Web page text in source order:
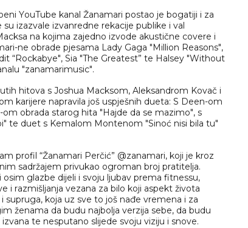
YouTube kanal Žanamari postao je bogatiji i za
izazvale izvanredne rekacije publike i val
na kojima zajedno izvode akustične covere i
ne obrade pjesama Lady Gaga "Million Reasons",
“Rockabye", Sia "The Greatest” te Halsey "Without
"zanamarimusic".
hitova s Joshua Macksom, Aleksandrom Kovač i
karijere napravila još uspješnih dueta: S Deen-om
obrada starog hita "Hajde da se mazimo", s
te duet s Kemalom Montenom "Sinoć nisi bila tu"
profil “Žanamari Perčić” @zanamari, koji je kroz
sadržajem privukao ogroman broj pratitelja.
glazbe dijeli i svoju ljubav prema fitnessu,
i razmišljanja vezana za bilo koji aspekt života
supruga, koja uz sve to još nađe vremena i za
ženama da budu najbolja verzija sebe, da budu
te nesputano slijede svoju viziju i snove.